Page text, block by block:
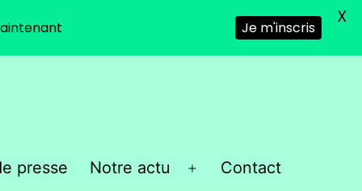
presse Notre actu
Ouvrir
Contact
Je m'inscris
X